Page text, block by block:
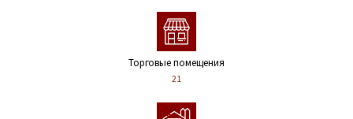
Торговые помещения
21